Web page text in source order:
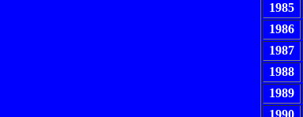
1985
1986
1987
1988
1989
1990